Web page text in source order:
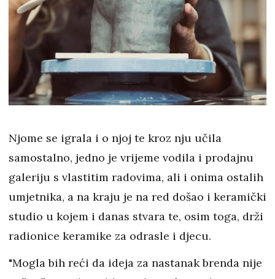
Njome se igrala i o njoj te kroz nju učila
samostalno, jedno je vrijeme vodila i prodajnu
galeriju s vlastitim radovima, ali i onima ostalih
umjetnika, a na kraju je na red došao i keramički
studio u kojem i danas stvara te, osim toga, drži
radionice keramike za odrasle i djecu.
"Mogla bih reći da ideja za nastanak brenda nije